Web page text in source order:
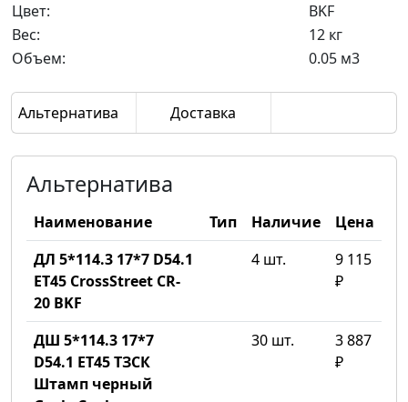
Цвет:
BKF
Вес:
12 кг
Объем:
0.05 м3
Альтернатива Доставка
Альтернатива
Наименование Тип Наличие
Цена
ДЛ 5*114.3 17*7 D54.1
ET45 CrossStreet CR-
20 BKF
4 шт.
9 115
₽
ДШ 5*114.3 17*7
D54.1 ET45 ТЗСК
Штамп черный
30 шт.
3 887
₽